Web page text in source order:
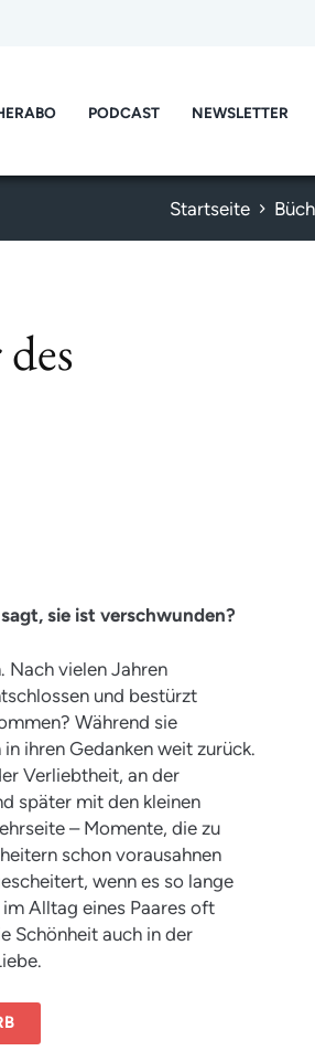
PODCAST NEWSLETTER
Startseite
sie ist verschwunden?
Nach vielen Jahren
und bestürzt
Während sie
ihren Gedanken weit zurück.
Verliebtheit, an der
später mit den kleinen
– Momente, die zu
schon vorausahnen
wenn es so lange
Alltag eines Paares oft
Schönheit auch in der